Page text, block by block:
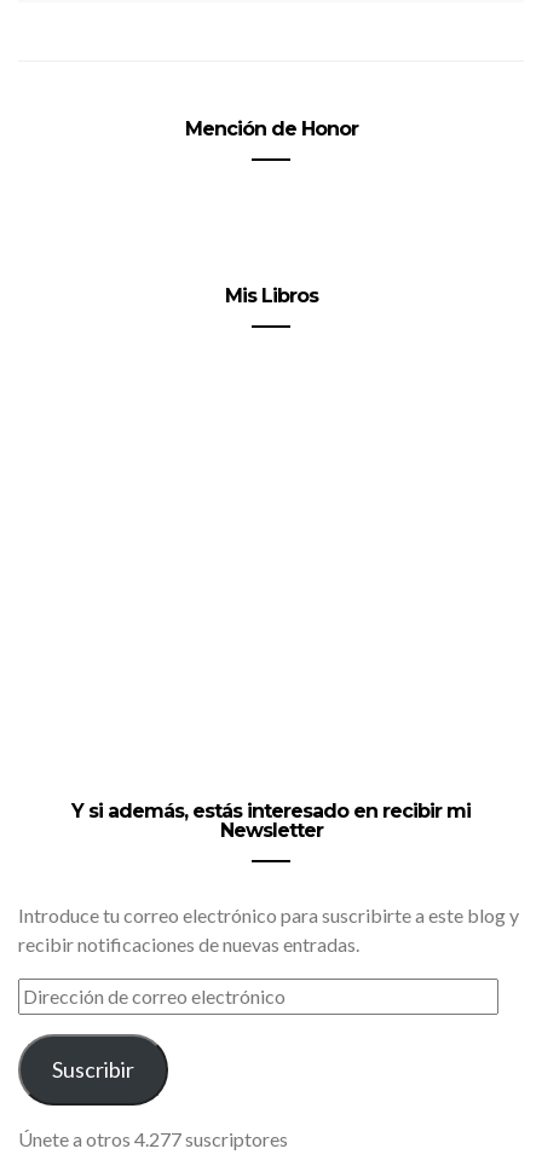
Mención de Honor
Mis Libros
Y si además, estás interesado en recibir mi
Newsletter
Introduce tu correo electrónico para suscribirte a este blog y
recibir notificaciones de nuevas entradas.
DIRECCIÓN
DE
CORREO
ELECTRÓNICO
Suscribir
Únete a otros 4.277 suscriptores